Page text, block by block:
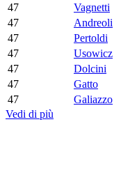
47
Vagnetti
47
Andreoli
47
Pertoldi
47
Usowicz
47
Dolcini
47
Gatto
47
Galiazzo
Vedi di più